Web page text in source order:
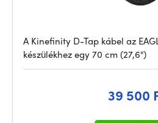
A Kinefinity D-Tap kábel az
készülékhez egy 70 cm (27,6")
39 500